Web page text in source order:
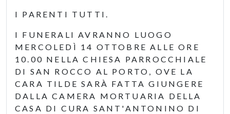
I PARENTI TUTTI.
I FUNERALI AVRANNO LUOGO
MERCOLEDÌ 14 OTTOBRE ALLE ORE
10.00 NELLA CHIESA PARROCCHIALE
DI SAN ROCCO AL PORTO, OVE LA
CARA TILDE SARÀ FATTA GIUNGERE
DALLA CAMERA MORTUARIA DELLA
CASA DI CURA SANT'ANTONINO DI